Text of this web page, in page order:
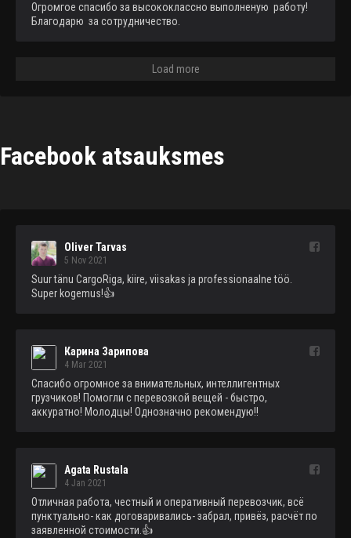
Огромгое спасибо за высококлассно выполненую  работу!
Благодарю  за сотрудничество.
Load more
Facebook atsauksmes
Oliver Tarvas
5 Nov 2021
Suur tänu CargoRiga, kiire, viisakas ja professionaalne töö.
Super kogemus!👍
Карина Зарипова
4 Mar 2021
Спасибо огромное за внимательных, интеллигентных
грузчиков! Помогли с перевозкой вещей - быстро,
аккуратно! Молодцы! Однозначно рекомендую!!
Agata Rustala
4 Jan 2021
Отличная работа, честный и оперативный перевозчик, всё
пунктуально- как договаривались- забрал, привёз, расчёт по
заявленной стоимости.👍